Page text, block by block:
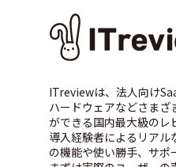
ITreviewは、法人向け
ハードウェアなどさま
ができる国内最大級のレ
導入経験者によるリアル
の機能や使い勝手、サポ